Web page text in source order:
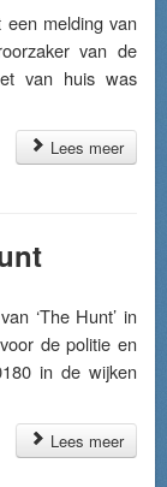
melding van
van de
van huis was
Lees meer
‘The Hunt’ in
de politie en
in de wijken
Lees meer